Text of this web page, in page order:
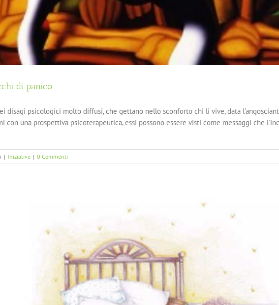
di panico
disagi psicologici molto diffusi, che gettano nello sconforto chi li vive, data
con una prospettiva psicoterapeutica, essi possono essere visti come messaggi che
| Iniziative | 0 Commenti